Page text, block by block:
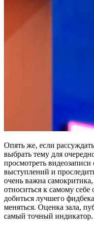
Опять же, если
выбрать тему для
просмотреть
выступлений и
очень важна
относиться к самому
добиться лучшего
меняться. Оценка зала,
самый точный индикатор.